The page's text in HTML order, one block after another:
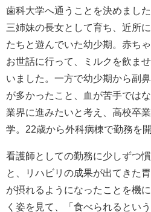
歯科大学へ通うことを決めました
三姉妹の長女として育ち、近所
たちと遊んでいた幼少期。赤ち
お世話に行って、ミルクを飲ま
いました。一方で幼少期から副
が多かったこと、血が苦手では
業界に進みたいと考え、高校卒
学。22歳から外科病棟で勤務を
看護師としての勤務に少しずつ
と、リハビリの成果が出てきた
が摂れるようになったことを機
く姿を見て、「食べられるとい